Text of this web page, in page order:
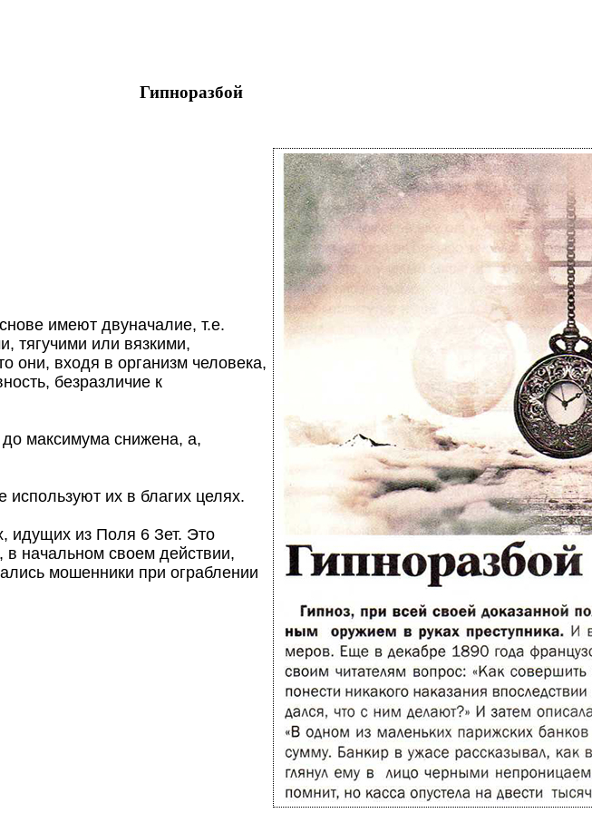
Гипноразбой
имеют двуначалие, т.е.
тягучими или вязкими,
они, входя в организм человека,
безразличие к
до максимума снижена, а,
их в благих целях.
идущих из Поля 6 Зет. Это
в начальном своем действии,
мошенники при ограблении